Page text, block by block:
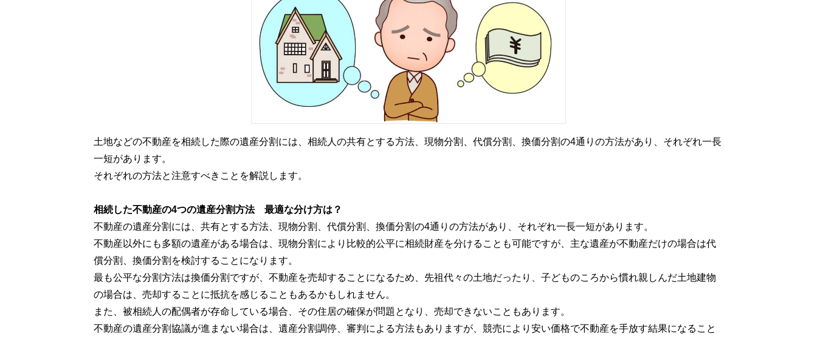
土地などの不動産を相続した際の遺産分割には、相続人の共有とする方法、現物分割、代償分割、換価分割の4通りの方法があり、それぞれ一長
一短があります。
それぞれの方法と注意すべきことを解説します。
相続した不動産の4つの遺産分割方法 最適な分け方は？
不動産の遺産分割には、共有とする方法、現物分割、代償分割、換価分割の4通りの方法があり、それぞれ一長一短があります。
不動産以外にも多額の遺産がある場合は、現物分割により比較的公平に相続財産を分けることも可能ですが、主な遺産が不動産だけの場合は代
償分割、換価分割を検討することになります。
最も公平な分割方法は換価分割ですが、不動産を売却することになるため、先祖代々の土地だったり、子どものころから慣れ親しんだ土地建物
の場合は、売却することに抵抗を感じることもあるかもしれません。
また、被相続人の配偶者が存命している場合、その住居の確保が問題となり、売却できないこともあります。
不動産の遺産分割協議が進まない場合は、遺産分割調停、審判による方法もありますが、競売により安い価格で不動産を手放す結果になること